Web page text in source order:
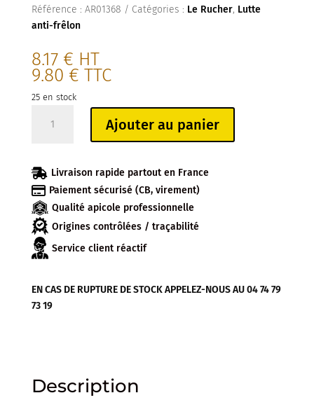
Référence : AR01368 Catégories : Le Rucher, Lutte
anti-frêlon
8.17 € HT
9.80 € TTC
25 en stock
ASIATIQUE
500ML
Ajouter au panier
 Livraison rapide partout en France
 Paiement sécurisé (CB, virement)
Qualité apicole professionnelle
Origines contrôlées / traçabilité
Service client réactif
EN CAS DE RUPTURE DE STOCK APPELEZ-NOUS AU 04 74 79
73 19
Description